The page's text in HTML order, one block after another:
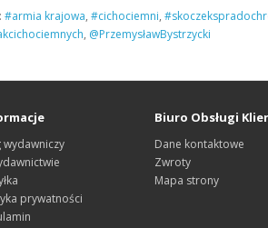
#armia krajowa, #cichociemni,
, @PrzemysławBystrzycki
wydawniczy
prywatności
Biuro Obsługi
Dane kontaktowe
Zwroty
Mapa strony